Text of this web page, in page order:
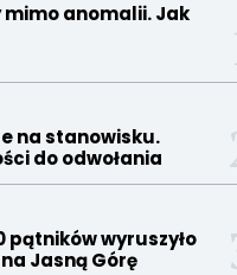
mimo anomalii. Jak
na stanowisku.
do odwołania
pątników wyruszyło
Jasną Górę